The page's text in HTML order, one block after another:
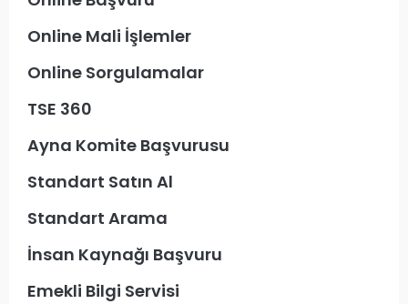
Online Mali İşlemler
Online Sorgulamalar
TSE 360
Ayna Komite Başvurusu
Standart Satın Al
Standart Arama
İnsan Kaynağı Başvuru
Emekli Bilgi Servisi